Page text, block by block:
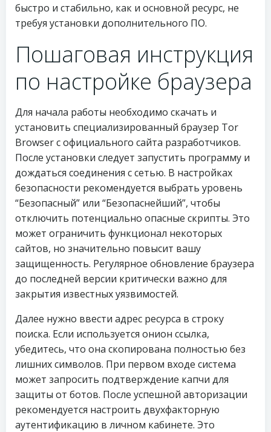
быстро и стабильно, как и основной ресурс, не
требуя установки дополнительного ПО.
Пошаговая инструкция
по настройке браузера
Для начала работы необходимо скачать и
установить специализированный браузер Tor
Browser с официального сайта разработчиков.
После установки следует запустить программу и
дождаться соединения с сетью. В настройках
безопасности рекомендуется выбрать уровень
“Безопасный” или “Безопаснейший”, чтобы
отключить потенциально опасные скрипты. Это
может ограничить функционал некоторых
сайтов, но значительно повысит вашу
защищенность. Регулярное обновление браузера
до последней версии критически важно для
закрытия известных уязвимостей.
Далее нужно ввести адрес ресурса в строку
поиска. Если используется онион ссылка,
убедитесь, что она скопирована полностью без
лишних символов. При первом входе система
может запросить подтверждение капчи для
защиты от ботов. После успешной авторизации
рекомендуется настроить двухфакторную
аутентификацию в личном кабинете. Это